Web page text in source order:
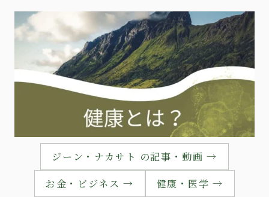
ジーン・ナカサト の記事・動画 →
お金・ビジネス →
健康・医学 →